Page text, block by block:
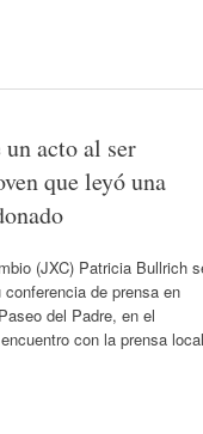
acto al ser
que leyó una
(JXC) Patricia Bullrich
de prensa en
del Padre, en el
con la prensa